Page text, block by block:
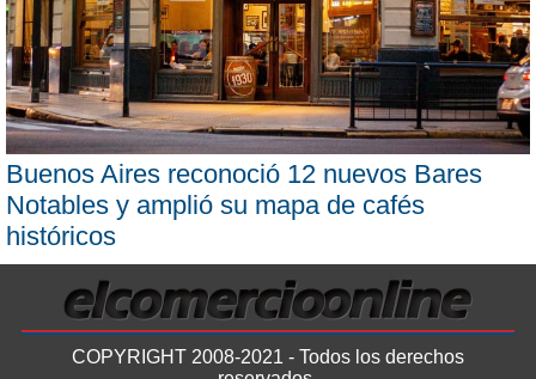
Buenos Aires reconoció 12 nuevos Bares
Notables y amplió su mapa de cafés
históricos
COPYRIGHT 2008-2021 - Todos los derechos